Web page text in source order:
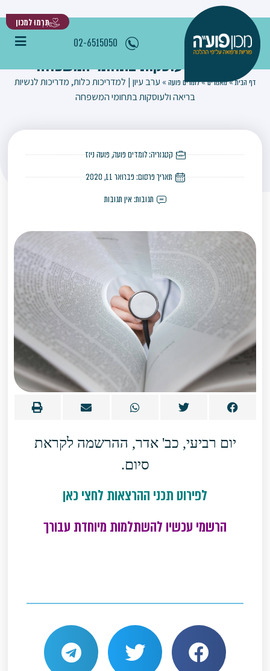
תִּרְמוּ למכון
02-6515050
ערב עיון | למדריכות כלות, מדריכות לנשיות
בריאה ולעוסקות בתחומי המשפחה
דף הבית»מאמרים»לומדים פועה » ערב עיון | למדריכות כלות, מדריכות לנשיות
בריאה ולעוסקות בתחומי המשפחה
קטגוריה:לומדים פועה,פועה ניוז
תאריך פרסום:פברואר 11, 2020
תגובות: אין תגובות
יום רביעי, כב' אדר, ההרשמה לקראת
סיום.
לפירוט תכני ההרצאות לחצי כאן
הרשמי עכשיו להשתלמות מיוחדת עבורך